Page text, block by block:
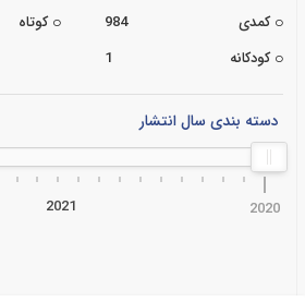
کمدی
984 کوتاه
کودکانه
1
دسته بندی سال انتشار
2020
2021